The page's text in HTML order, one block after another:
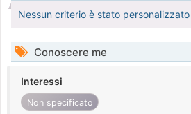
Nessun criterio è stato personalizzato
Conoscere me
Interessi
Non specificato